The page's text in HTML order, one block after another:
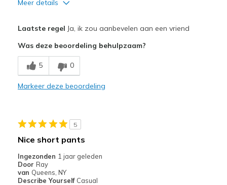
Meer details
Comfortable
Beste toepassingen
Casual Wear
Sizing
Laatste regel Ja, ik zou aanbevelen aan een vriend
Was deze beoordeling behulpzaam?
5 0
Markeer deze beoordeling
5
Nice short pants
Ingezonden 1 jaar geleden
Door Ray
van Queens, NY
Describe Yourself Casual